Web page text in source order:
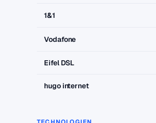
1&1
Vodafone
Eifel DSL
hugo internet